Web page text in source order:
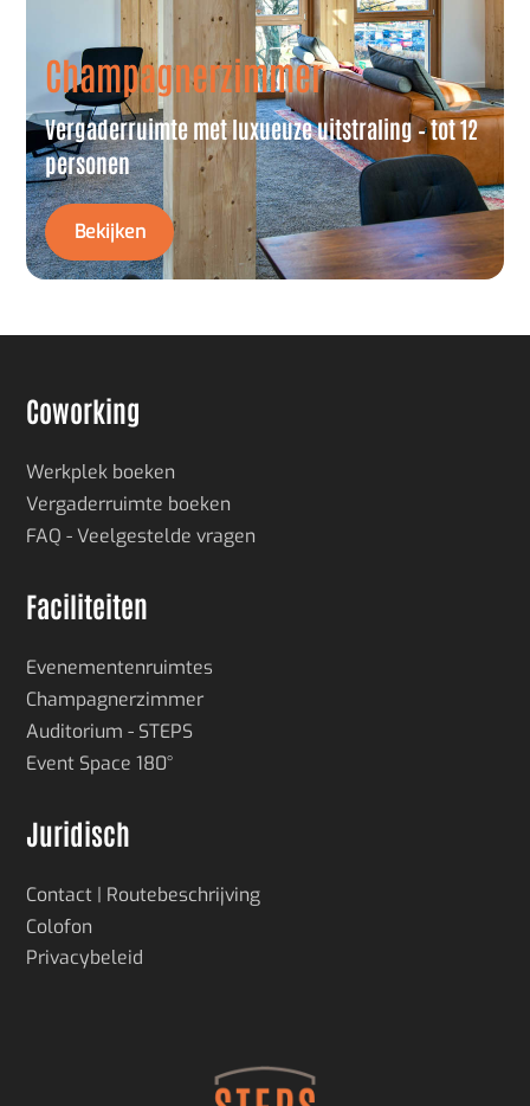
Champagnerzimmer
Vergaderruimte met luxueuze uitstraling – tot 12
personen
Bekijken
Coworking
Werkplek boeken
Vergaderruimte boeken
FAQ - Veelgestelde vragen
Faciliteiten
Evenementenruimtes
Champagnerzimmer
Auditorium - STEPS
Event Space 180°
Juridisch
Contact | Routebeschrijving
Colofon
Privacybeleid